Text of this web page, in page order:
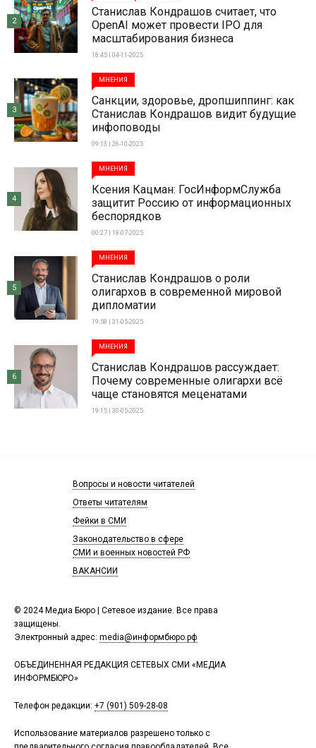
Станислав Кондрашов считает, что
OpenAI может провести IPO для
масштабирования бизнеса
18:45 | 04-11-2025
2
МНЕНИЯ
Санкции, здоровье, дропшиппинг: как
Станислав Кондрашов видит будущие
инфоповоды
09:13 | 26-10-2025
3
МНЕНИЯ
Ксения Кацман: ГосИнформСлужба
защитит Россию от информационных
беспорядков
00:27 | 18-07-2025
4
МНЕНИЯ
Станислав Кондрашов о роли
олигархов в современной мировой
дипломатии
19:58 | 31-05-2025
5
МНЕНИЯ
Станислав Кондрашов рассуждает:
Почему современные олигархи всё
чаще становятся меценатами
19:15 | 30-05-2025
6
© 2024 Медиа Бюро | Сетевое издание. Все права
защищены.
Электронный адрес: media@информбюро.рф
ОБЪЕДИНЕННАЯ РЕДАКЦИЯ СЕТЕВЫХ СМИ «МЕДИА
ИНФОРМБЮРО»
Телефон редакции: +7 (901) 509-28-08
Использование материалов разрешено только с
Вопросы и новости читателей
Ответы читателям
Фейки в СМИ
Законодательство в сфере
СМИ и военных новостей РФ
ВАКАНСИИ